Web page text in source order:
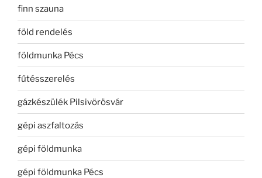
finn szauna
föld rendelés
földmunka Pécs
fűtésszerelés
gázkészülék Pilsivörösvár
gépi aszfaltozás
gépi földmunka
gépi földmunka Pécs